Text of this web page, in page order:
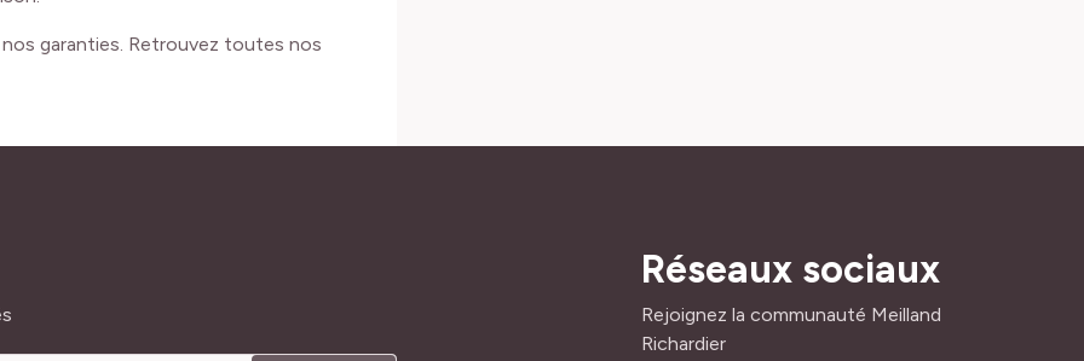
garanties. Retrouvez toutes nos
Réseaux sociaux
Rejoignez la communauté Meilland
Richardier